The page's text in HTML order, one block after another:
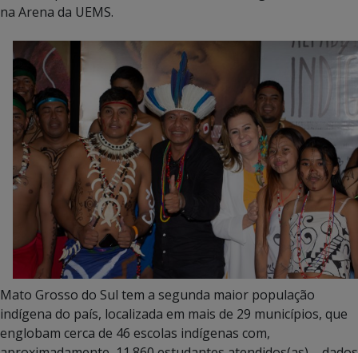
na Arena da UEMS.
Mato Grosso do Sul tem a segunda maior população
indígena do país, localizada em mais de 29 municípios, que
englobam cerca de 46 escolas indígenas com,